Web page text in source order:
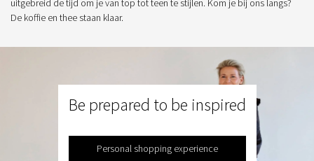
De koffie en thee staan klaar.
Be prepared to be inspired
Personal shopping experience